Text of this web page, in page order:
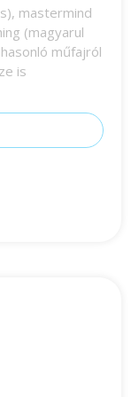
mastermind
(magyarul
műfajról
is